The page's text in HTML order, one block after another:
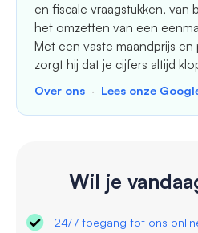
en fiscale vraagstukken, van
het omzetten van een
Met een vaste maandprijs
zorgt hij dat je cijfers altijd
Over ons · Lees onze
Wil je
24/7 toegang tot ons